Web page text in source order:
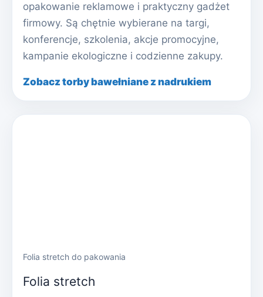
opakowanie reklamowe i praktyczny gadżet
firmowy. Są chętnie wybierane na targi,
konferencje, szkolenia, akcje promocyjne,
kampanie ekologiczne i codzienne zakupy.
Zobacz torby bawełniane z nadrukiem
Folia stretch do pakowania
Folia stretch